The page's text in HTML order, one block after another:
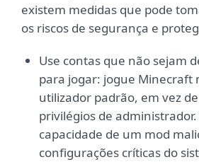
existem medidas que pode
os riscos de segurança e
Use contas que não sejam
para jogar: jogue Minecraft
utilizador padrão, em vez
privilégios de
capacidade de um mod
configurações críticas do